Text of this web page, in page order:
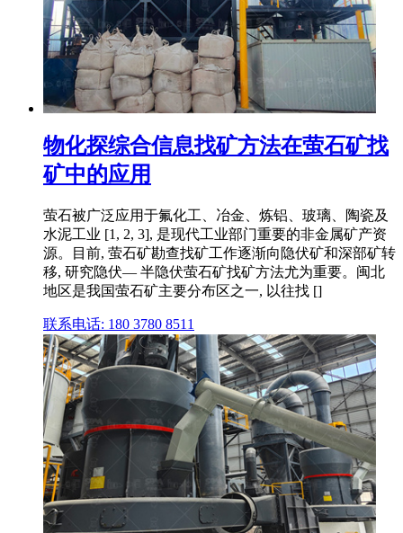
物化探综合信息找矿方法在萤石矿找
矿中的应用
萤石被广泛应用于氟化工、冶金、炼铝、玻璃、陶瓷及
水泥工业 [1, 2, 3], 是现代工业部门重要的非金属矿产资
源。目前, 萤石矿勘查找矿工作逐渐向隐伏矿和深部矿转
移, 研究隐伏— 半隐伏萤石矿找矿方法尤为重要。闽北
地区是我国萤石矿主要分布区之一, 以往找 []
联系电话: 180 3780 8511